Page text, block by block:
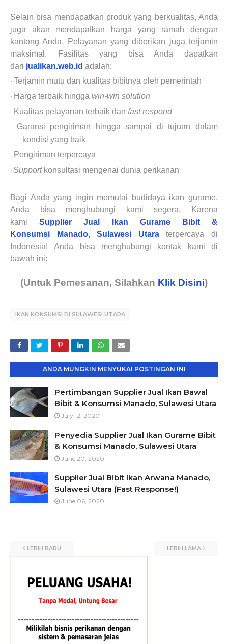
Selain bisa mendapatkan produk yang berkualitas, Anda
juga akan mendapatkan harga yang ramah dengan
kantong Anda. Pelayanan yang diberikan juga terjamin
maksimal. Fasilitas yang bisa Anda dapatkan
dari jualikan.web.id adalah:
· Terjamin mutu dan kualitas bibitnya oleh pemerintah
· Harga terbaik hingga win-win solution
· Kualitas pelayanan terbaik dan fast respond
· Garansi pengiriman hingga sampai di tujuan dalam
kondisi yang baik
· Pengiriman terpercaya
· Support konsultasi mengenai dunia perikanan
Bagi Anda yang ingin memulai budidaya ikan gurame,
Anda bisa menghubungi kami segera. Karena
kamiSupplier Jual Ikan Gurame Bibit &
Konsumsi
Manado, Sulawesi Utara terpercaya
di
Indonesia!
Anda bisa menghubungi kontak kami di
bawah ini:
(Untuk Pemesanan, Silahkan Klik Disini)
IKAN KONSUMSI DI SULAWESI UTARA
ANDA MUNGKIN MENYUKAI POSTINGAN INI
Pertimbangan Supplier Jual Ikan Bawal
Bibit & Konsumsi Manado, Sulawesi Utara
July 12, 2020
Penyedia Supplier Jual Ikan Gurame Bibit
& Konsumsi Manado, Sulawesi Utara
June 20, 2020
Supplier Jual Bibit Ikan Arwana Manado,
Sulawesi Utara (Fast Response!)
June 06, 2020
LEBIH BARU LEBIH LAMA